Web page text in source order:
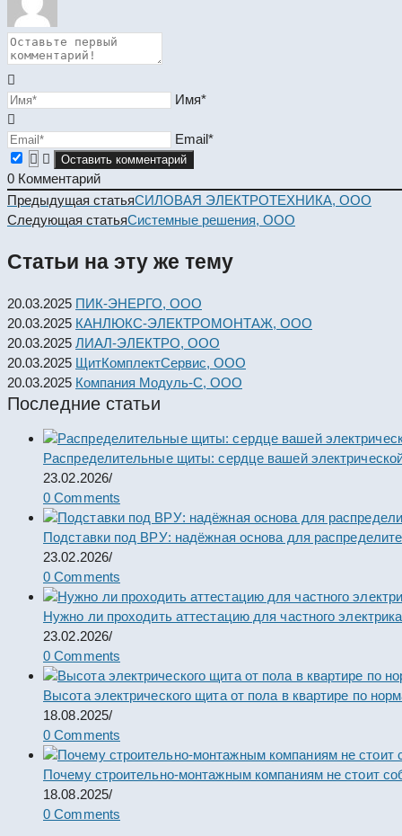
Имя*
Email*
0 Комментарий
Read
more
Предыдущая статьяСИЛОВАЯ ЭЛЕКТРОТЕХНИКА, ООО
Следующая статьяСистемные решения, ООО
Статьи на эту же тему
20.03.2025 ПИК-ЭНЕРГО, ООО
20.03.2025 КАНЛЮКС-ЭЛЕКТРОМОНТАЖ, ООО
20.03.2025 ЛИАЛ-ЭЛЕКТРО, ООО
20.03.2025 ЩитКомплектСервис, ООО
20.03.2025 Компания Модуль-С, ООО
Последние статьи
Распределительные щиты: сердце вашей
23.02.2026/
0 Comments
Подставки под ВРУ: надёжная основа для
23.02.2026/
0 Comments
Нужно ли проходить аттестацию для частного
23.02.2026/
0 Comments
Высота электрического щита от пола в квартире по
18.08.2025/
0 Comments
Почему строительно-монтажным компаниям не стоит
18.08.2025/
0 Comments